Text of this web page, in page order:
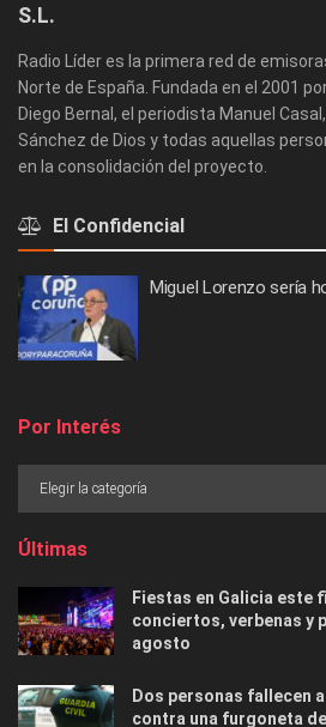
S.L.
Radio Líder es la primera red de
Norte de España. Fundada en el 2001
Diego Bernal, el periodista Manuel
Sánchez de Dios y todas aquellas
en la consolidación del proyecto.
El Confidencial
Miguel Lorenzo sería
Por Interés
Últimas
Fiestas en Galicia este
conciertos, verbenas y
agosto
Dos personas fallecen
contra una furgoneta